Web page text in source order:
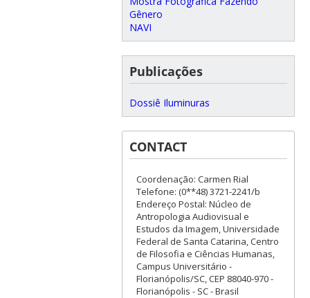
Gênero
NAVI
Publicações
Dossiê Iluminuras
CONTACT
Coordenação: Carmen Rial
Telefone: (0**48) 3721-2241/b
Endereço Postal: Núcleo de
Antropologia Audiovisual e
Estudos da Imagem, Universidade
Federal de Santa Catarina, Centro
de Filosofia e Ciências Humanas,
Campus Universitário -
Florianópolis/SC, CEP 88040-970 -
Florianópolis - SC - Brasil